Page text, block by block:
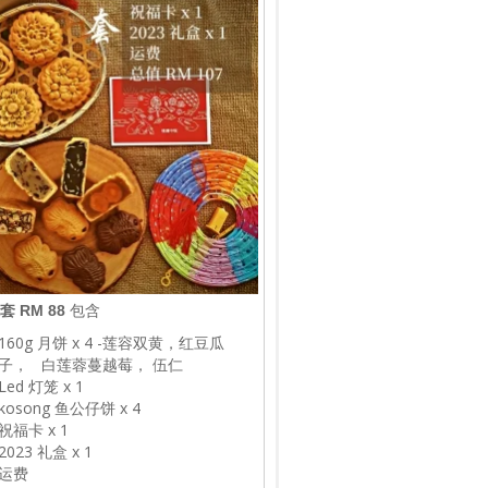
RM 88 包含
月饼 x 4 -莲容双黄，红豆瓜
， 白莲蓉蔓越莓， 伍仁
灯笼 x 1
鱼公仔饼 x 4
福卡 x 1
礼盒 x 1
费